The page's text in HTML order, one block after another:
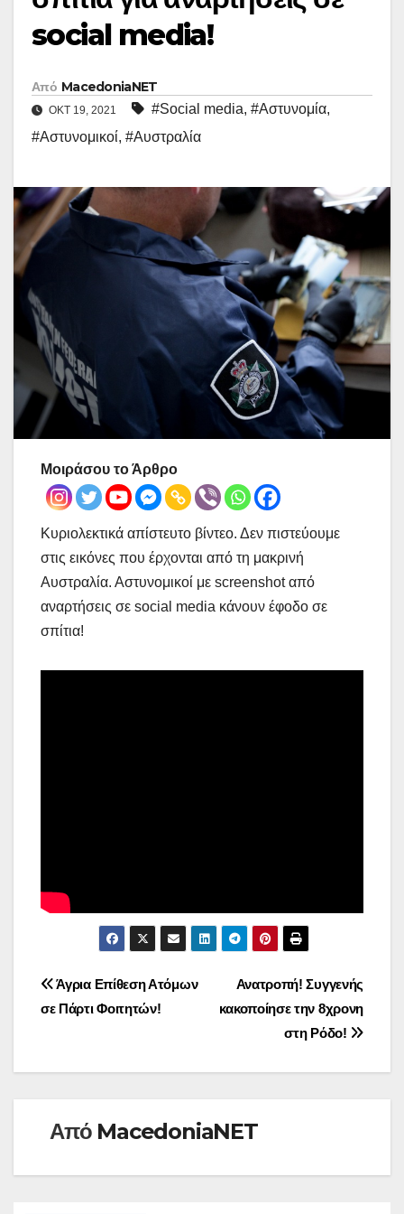
social media!
Από MacedoniaNET
ΟΚΤ 19, 2021 #Social media, #Αστυνομία,
#Αστυνομικοί, #Αυστραλία
Μοιράσου το Άρθρο
Κυριολεκτικά απίστευτο βίντεο. Δεν πιστεύουμε
στις εικόνες που έρχονται από τη μακρινή
Αυστραλία. Αστυνομικοί με screenshot από
αναρτήσεις σε social media κάνουν έφοδο σε
σπίτια!
Πλοήγηση
άρθρων
Ανατροπή! Συγγενής
κακοποίησε την 8χρονη
στη Ρόδο!
Άγρια Επίθεση Ατόμων
σε Πάρτι Φοιτητών!
Από MacedoniaNET